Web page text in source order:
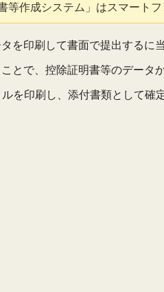
等作成システム」はスマート
を印刷して書面で提出するに
とで、控除証明書等のデータ
を印刷し、添付書類として確